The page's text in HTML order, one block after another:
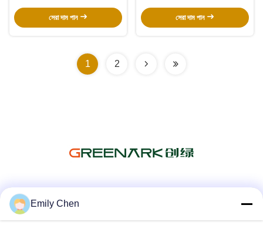
সেরা দাম পান সেরা দাম পান
1 2
Emily Chen